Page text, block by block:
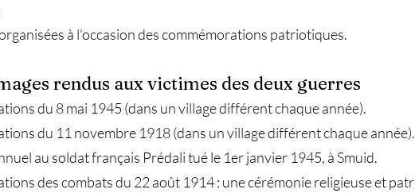
à l’occasion des commémorations patriotiques.
rendus aux victimes des deux guerres
du 8 mai 1945 (dans un village différent chaque année).
du 11 novembre 1918 (dans un village différent chaque année).
au soldat français Prédali tué le 1er janvier 1945, à Smuid.
des combats du 22 août 1914 : une cérémonie religieuse et